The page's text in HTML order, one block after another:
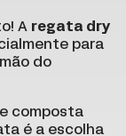
A regata dry
para
do
e composta
é a escolha